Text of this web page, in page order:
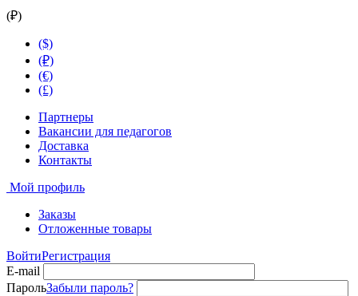
(₽)
($)
(₽)
(€)
(£)
Партнеры
Вакансии для педагогов
Доставка
Контакты
Мой профиль
Заказы
Отложенные товары
ВойтиРегистрация
E-mail
ПарольЗабыли пароль?